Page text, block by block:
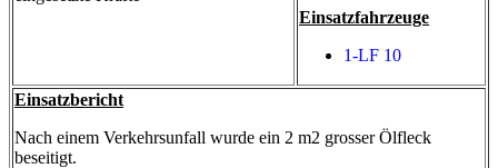
Einsatzfahrzeuge
1-LF 10
Einsatzbericht
Nach einem Verkehrsunfall wurde ein 2 m2 grosser Ölfleck
beseitigt.